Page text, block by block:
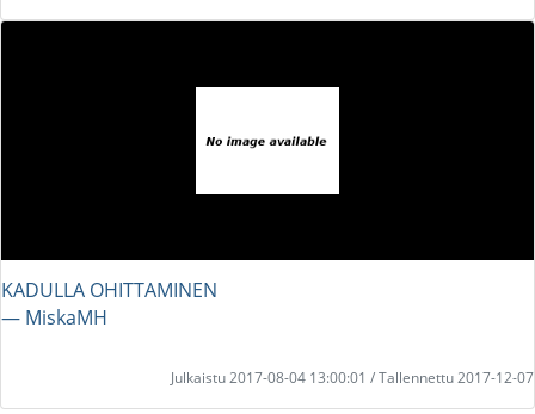
KADULLA OHITTAMINEN
― MiskaMH
Julkaistu 2017-08-04 13:00:01 / Tallennettu 2017-12-07